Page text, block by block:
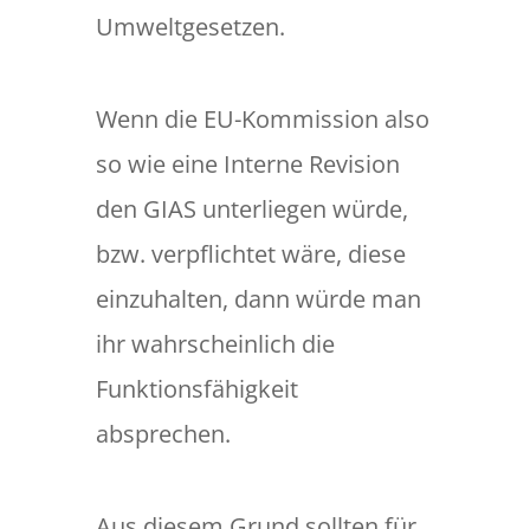
Umweltgesetzen.
Wenn die EU-Kommission also
so wie eine Interne Revision
den GIAS unterliegen würde,
bzw. verpflichtet wäre, diese
einzuhalten, dann würde man
ihr wahrscheinlich die
Funktionsfähigkeit
absprechen.